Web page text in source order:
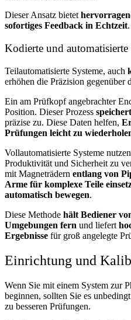
Dieser Ansatz bietet
sofortiges Feedback in Echtzeit.
Kodierte und automatisierte
Teilautomatisierte Systeme, auch
erhöhen die Präzision gegenüber
Ein am Prüfkopf angebrachter
Position. Dieser Prozess
präzise zu. Diese Daten helfen,
Prüfungen leicht zu
Vollautomatisierte Systeme
Produktivität und Sicherheit zu
mit Magneträdern entlang von
Arme für komplexe Teile
automatisch bewegen.
Diese Methode hält Bediener
Umgebungen fern und liefert
Ergebnisse für groß angelegte
Einrichtung und
Wenn Sie mit einem System zur
beginnen, sollten Sie es
zu besseren Prüfungen.